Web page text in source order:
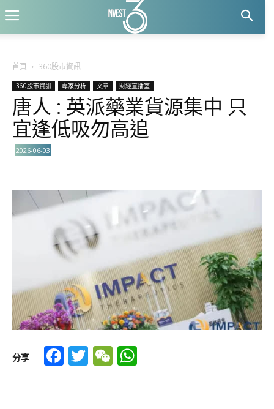
首頁 360股市資訊
360股市資訊 專家分析 文章 財經直播室
唐人 : 英派藥業貨源集中 只
宜逢低吸勿高追
2026-06-03
分享 Facebook
TwitterWeChat